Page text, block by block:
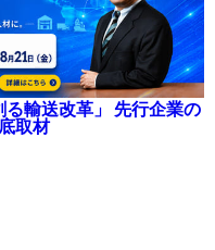
輸送改革」 先行企業の
取材